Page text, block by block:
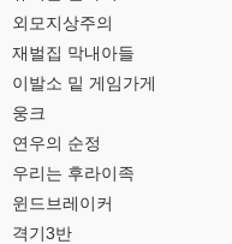
외모지상주의
재벌집 막내아들
이발소 밑 게임가게
웅크
연우의 순정
우리는 후라이족
윈드브레이커
격기3반